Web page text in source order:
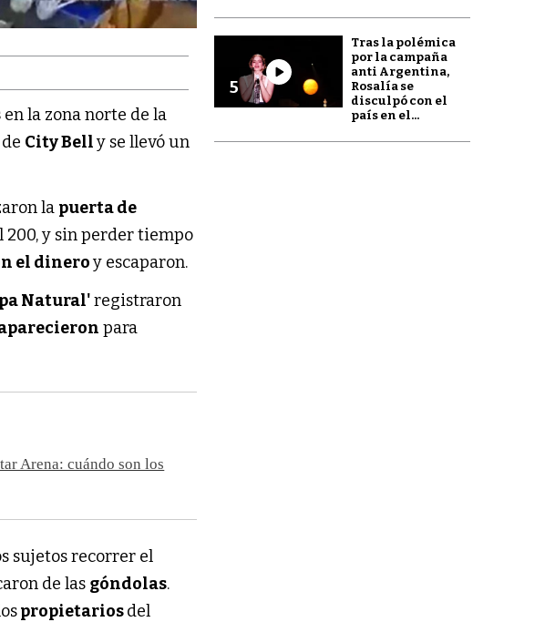
en la zona norte de la
City Belly se llevó un
la puerta de
200, y sin perder tiempo
el dineroy escaparon.
Natural'registraron
para
Arena: cuándo son los
sujetos recorrer el
de las góndolas.
propietariosdel
5
Tras la polémica
por la campaña
anti Argentina,
Rosalía se
disculpó con el
país en el...